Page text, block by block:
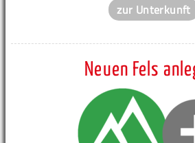
zur Unterkunft
Neuen Fels